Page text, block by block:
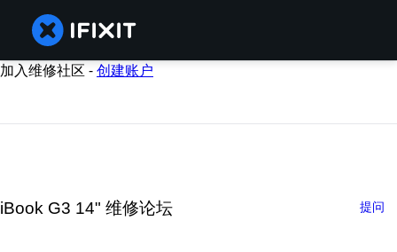
加入维修社区 -创建账户
iBook G3 14" 维修论坛 提问